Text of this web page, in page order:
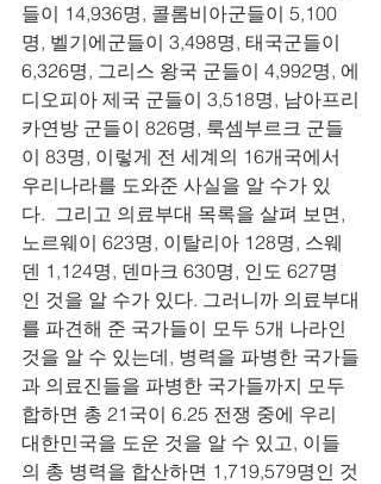
들이 14,936명, 콜롬비아군들이 5,100
명, 벨기에군들이 3,498명, 태국군들이
6,326명, 그리스 왕국 군들이 4,992명, 에
디오피아 제국 군들이 3,518명, 남아프리
카연방 군들이 826명, 룩셈부르크 군들
이 83명, 이렇게 전 세계의 16개국에서
우리나라를 도와준 사실을 알 수가 있
다.  그리고 의료부대 목록을 살펴 보면,
노르웨이 623명, 이탈리아 128명, 스웨
덴 1,124명, 덴마크 630명, 인도 627명
인 것을 알 수가 있다. 그러니까 의료부대
를 파견해 준 국가들이 모두 5개 나라인
것을 알 수 있는데, 병력을 파병한 국가들
과 의료진들을 파병한 국가들까지 모두
합하면 총 21국이 6.25 전쟁 중에 우리
대한민국을 도운 것을 알 수 있고, 이들
의 총 병력을 합산하면 1,719,579명인 것